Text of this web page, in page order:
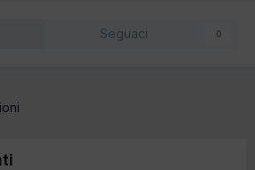
Seguaci 0